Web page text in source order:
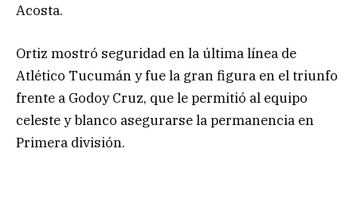
Acosta.
Ortiz mostró seguridad en la última línea de
Atlético Tucumán y fue la gran figura en el triunfo
frente a Godoy Cruz, que le permitió al equipo
celeste y blanco asegurarse la permanencia en
Primera división.